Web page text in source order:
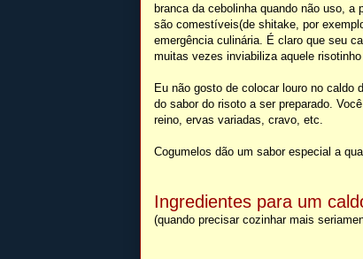
branca da cebolinha quando não uso, a
são comestíveis(de shitake, por
emergência culinária. É claro que seu
muitas vezes inviabiliza aquele risotinho
Eu não gosto de colocar louro no caldo
do sabor do risoto a ser preparado.
reino, ervas variadas, cravo, etc.
Cogumelos dão um sabor especial a
Ingredientes para um
(quando precisar cozinhar mais